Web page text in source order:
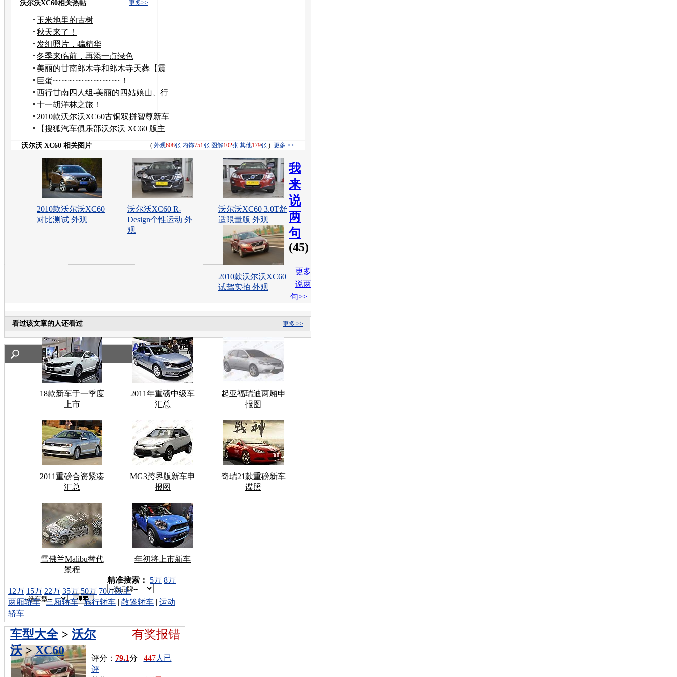
更多>>
沃尔沃XC60相关热帖
玉米地里的古树
秋天来了！
发组照片，骗精华
冬季来临前，再添一点绿色
美丽的甘南郎木寺和郎木寺天葬【震
撼放送】
巨蛋~~~~~~~~~~~~~~~！
西行甘南四人组-美丽的四姑娘山、行
者的冰石酒吧
十一胡洋林之旅！
2010款沃尔沃XC60古铜双拼智尊新车
作业！！！
【搜狐汽车俱乐部沃尔沃 XC60 版主
招募】
( 外观608张 内饰751张 图解102张 其他179张 ) 更多 >>
沃尔沃 XC60 相关图片
2010款沃尔沃XC60
对比测试 外观
沃尔沃XC60 R-
Design个性运动 外
观
沃尔沃XC60 3.0T舒
适限量版 外观
2010款沃尔沃XC60
试驾实拍 外观
我
来
说
两
句
(45)
更多
说两
句>>
更多 >>
看过该文章的人还看过
18款新车于一季度
上市
2011年重磅中级车
汇总
起亚福瑞迪两厢申
报图
2011重磅合资紧凑
汇总
MG3跨界版新车申
报图
奇瑞21款重磅新车
谍照
雪佛兰Malibu替代
景程
年初将上市新车
车型搜索：
精准搜索： 5万 8万
12万 15万 22万 35万 50万 70万以上
两厢轿车|三厢轿车|旅行轿车 | 敞篷轿车 | 运动
轿车
有奖报错
车型大全> 沃尔
沃>XC60
评分： 79.1分 447人已
评